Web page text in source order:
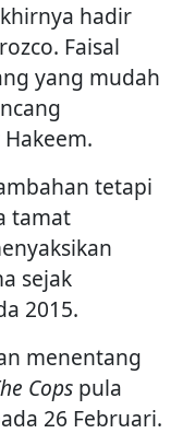
hadir
Faisal
yang mudah
tetapi
tamat
sejak
2015.
menentang
Cops pula
26 Februari.